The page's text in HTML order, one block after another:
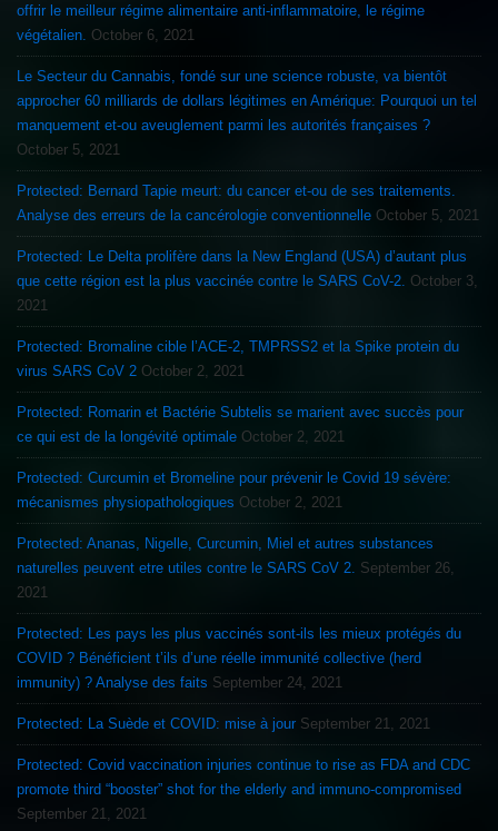
offrir le meilleur régime alimentaire anti-inflammatoire, le régime
végétalien. October 6, 2021
Le Secteur du Cannabis, fondé sur une science robuste, va bientôt
approcher 60 milliards de dollars légitimes en Amérique: Pourquoi un tel
manquement et-ou aveuglement parmi les autorités françaises ?
October 5, 2021
Protected: Bernard Tapie meurt: du cancer et-ou de ses traitements.
Analyse des erreurs de la cancérologie conventionnelle October 5, 2021
Protected: Le Delta prolifère dans la New England (USA) d’autant plus
que cette région est la plus vaccinée contre le SARS CoV-2. October 3,
2021
Protected: Bromaline cible l’ACE-2, TMPRSS2 et la Spike protein du
virus SARS CoV 2 October 2, 2021
Protected: Romarin et Bactérie Subtelis se marient avec succès pour
ce qui est de la longévité optimale October 2, 2021
Protected: Curcumin et Bromeline pour prévenir le Covid 19 sévère:
mécanismes physiopathologiques October 2, 2021
Protected: Ananas, Nigelle, Curcumin, Miel et autres substances
naturelles peuvent etre utiles contre le SARS CoV 2. September 26,
2021
Protected: Les pays les plus vaccinés sont-ils les mieux protégés du
COVID ? Bénéficient t’ils d’une réelle immunité collective (herd
immunity) ? Analyse des faits September 24, 2021
Protected: La Suède et COVID: mise à jour September 21, 2021
Protected: Covid vaccination injuries continue to rise as FDA and CDC
promote third “booster” shot for the elderly and immuno-compromised
September 21, 2021